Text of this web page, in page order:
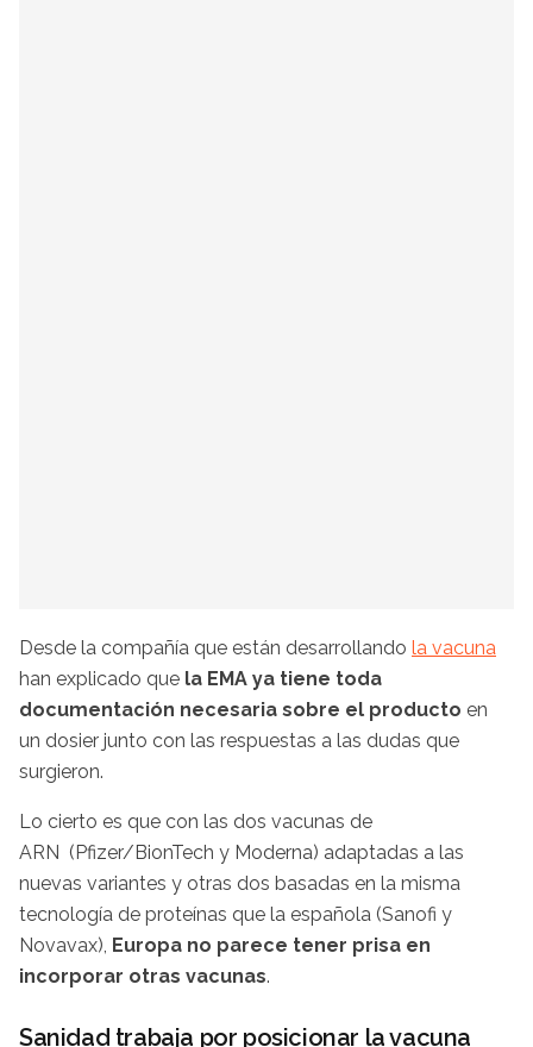
Desde la compañía que están desarrollando la vacuna
han explicado que la EMA ya tiene toda
documentación necesaria sobre el producto en
un dosier junto con las respuestas a las dudas que
surgieron.
Lo cierto es que con las dos vacunas de
ARN (Pfizer/BionTech y Moderna) adaptadas a las
nuevas variantes y otras dos basadas en la misma
tecnología de proteínas que la española (Sanofi y
Novavax), Europa no parece tener prisa en
incorporar otras vacunas.
Sanidad trabaja por posicionar la vacuna